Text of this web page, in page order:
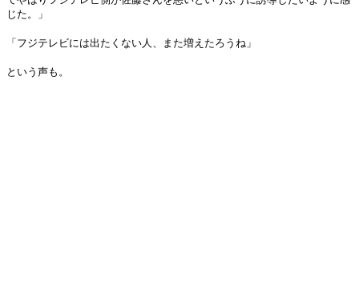
じた。」
「フジテレビには出たくない人、また増えたろうね」
という声も。